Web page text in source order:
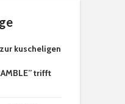
kuscheligen
trifft